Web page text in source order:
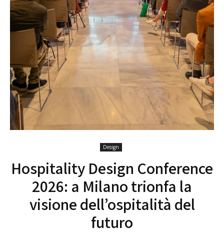
Design
Hospitality Design Conference
2026: a Milano trionfa la
visione dell’ospitalità del
futuro